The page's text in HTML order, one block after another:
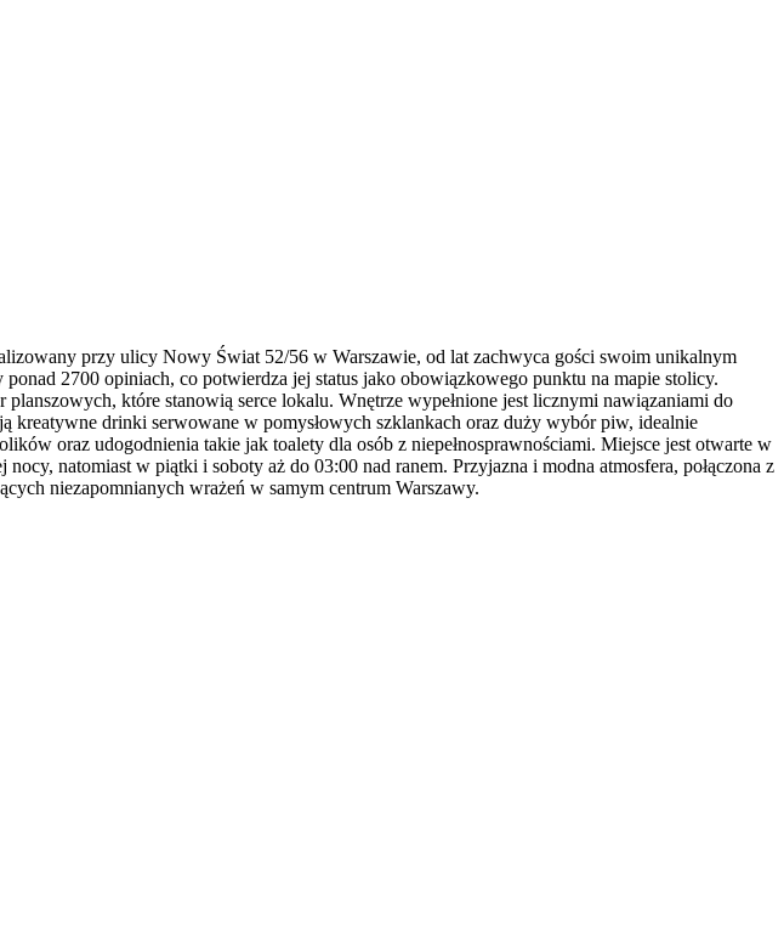
przy ulicy Nowy Świat 52/56 w Warszawie, od lat zachwyca gości swoim unikalnym
2700 opiniach, co potwierdza jej status jako obowiązkowego punktu na mapie stolicy.
które stanowią serce lokalu. Wnętrze wypełnione jest licznymi nawiązaniami do
drinki serwowane w pomysłowych szklankach oraz duży wybór piw, idealnie
oraz udogodnienia takie jak toalety dla osób z niepełnosprawnościami. Miejsce jest otwarte w
natomiast w piątki i soboty aż do 03:00 nad ranem. Przyjazna i modna atmosfera, połączona z
niezapomnianych wrażeń w samym centrum Warszawy.